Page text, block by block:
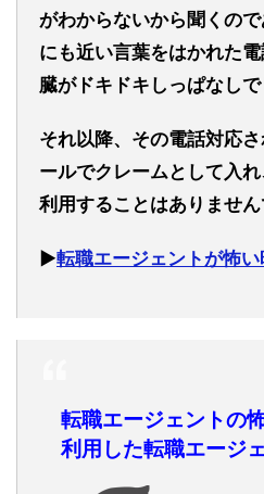
がわからないから聞くの
にも近い言葉をはかれた
臓がドキドキしっぱなしで
それ以降、その電話対応
ールでクレームとして入
利用することはありません
▶︎転職エージェントが怖
転職エージェントの
利用した転職エージ